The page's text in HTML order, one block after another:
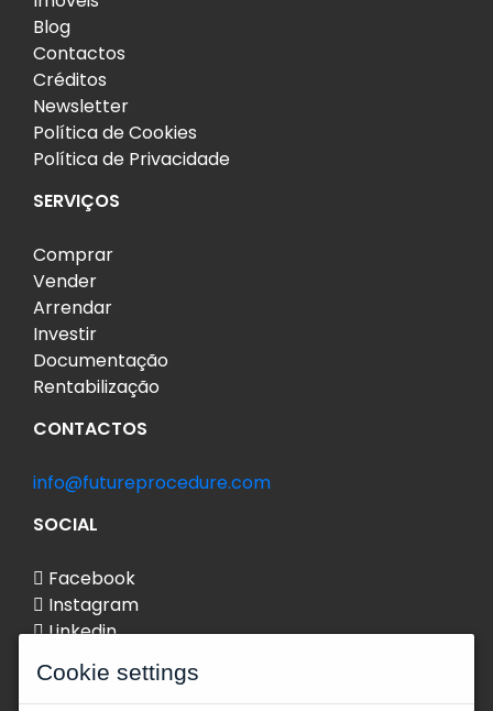
Blog
Contactos
Créditos
Newsletter
Política de Cookies
Política de Privacidade
SERVIÇOS
Comprar
Vender
Arrendar
Investir
Documentação
Rentabilização
CONTACTOS
info@futureprocedure.com
SOCIAL
Facebook
Instagram
Linkedin
Cookie settings